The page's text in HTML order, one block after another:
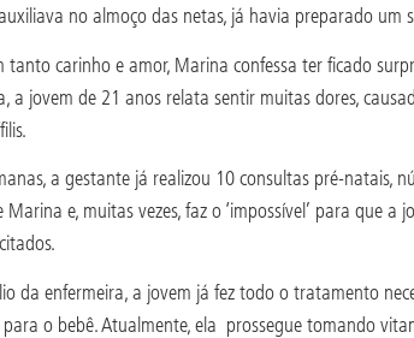
no almoço das netas, já havia preparado
tanto carinho e amor, Marina confessa ter ficado
a jovem de 21 anos relata sentir muitas dores,
a gestante já realizou 10 consultas pré-natais,
Marina e, muitas vezes, faz o ‘impossível’ para que
da enfermeira, a jovem já fez todo o tratamento
o bebê. Atualmente, ela prossegue tomando